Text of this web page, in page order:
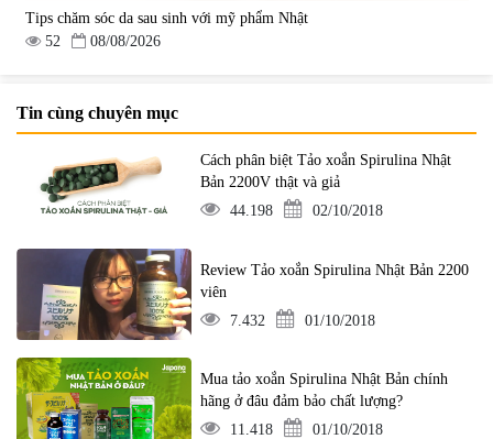
Tips chăm sóc da sau sinh với mỹ phẩm Nhật
52
08/08/2026
Tin cùng chuyên mục
Cách phân biệt Tảo xoắn Spirulina Nhật
Bản 2200V thật và giả
44.198
02/10/2018
Review Tảo xoắn Spirulina Nhật Bản 2200
viên
7.432
01/10/2018
Mua tảo xoắn Spirulina Nhật Bản chính
hãng ở đâu đảm bảo chất lượng?
11.418
01/10/2018